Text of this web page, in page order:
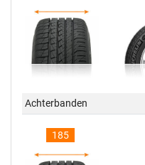
Achterbanden
185